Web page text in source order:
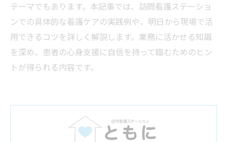
テーマでもあります。本記事では、訪問看護ステーショ
ンでの具体的な看護ケアの実践例や、明日から現場で活
用できるコツを詳しく解説します。業務に活かせる知識
を深め、患者の心身支援に自信を持って臨むためのヒン
トが得られる内容です。